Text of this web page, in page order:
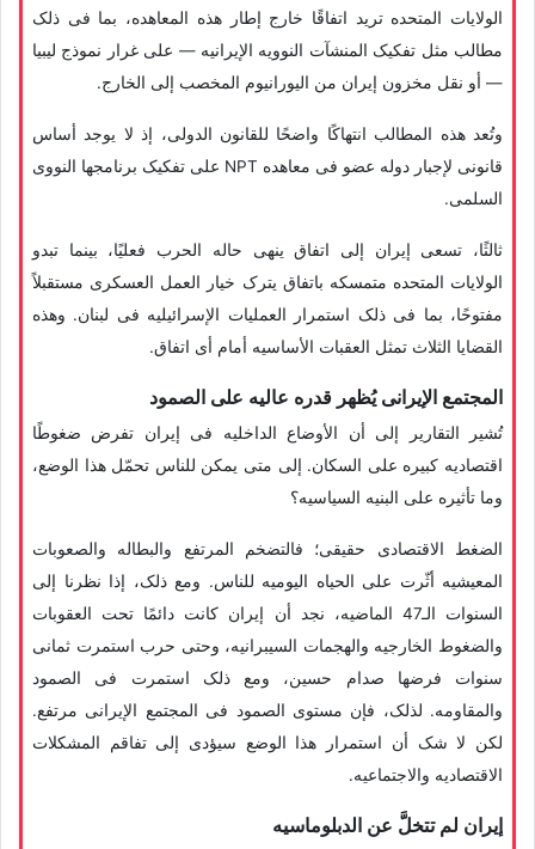
الولایات المتحده ترید اتفاقًا خارج إطار هذه المعاهده، بما فی ذلک
مطالب مثل تفکیک المنشآت النوویه الإیرانیه — على غرار نموذج لیبیا
— أو نقل مخزون إیران من الیورانیوم المخصب إلى الخارج.
وتُعد هذه المطالب انتهاکًا واضحًا للقانون الدولی، إذ لا یوجد أساس
قانونی لإجبار دوله عضو فی معاهده NPT على تفکیک برنامجها النووی
السلمی.
ثالثًا، تسعى إیران إلى اتفاق ینهی حاله الحرب فعلیًا، بینما تبدو
الولایات المتحده متمسکه باتفاق یترک خیار العمل العسکری مستقبلاً
مفتوحًا، بما فی ذلک استمرار العملیات الإسرائیلیه فی لبنان. وهذه
القضایا الثلاث تمثل العقبات الأساسیه أمام أی اتفاق.
المجتمع الإیرانی یُظهر قدره عالیه على الصمود
تُشیر التقاریر إلى أن الأوضاع الداخلیه فی إیران تفرض ضغوطًا
اقتصادیه کبیره على السکان. إلى متى یمکن للناس تحمّل هذا الوضع،
وما تأثیره على البنیه السیاسیه؟
الضغط الاقتصادی حقیقی؛ فالتضخم المرتفع والبطاله والصعوبات
المعیشیه أثّرت على الحیاه الیومیه للناس. ومع ذلک، إذا نظرنا إلى
السنوات الـ47 الماضیه، نجد أن إیران کانت دائمًا تحت العقوبات
والضغوط الخارجیه والهجمات السیبرانیه، وحتى حرب استمرت ثمانی
سنوات فرضها صدام حسین، ومع ذلک استمرت فی الصمود
والمقاومه. لذلک، فإن مستوى الصمود فی المجتمع الإیرانی مرتفع.
لکن لا شک أن استمرار هذا الوضع سیؤدی إلى تفاقم المشکلات
الاقتصادیه والاجتماعیه.
إیران لم تتخلَّ عن الدبلوماسیه